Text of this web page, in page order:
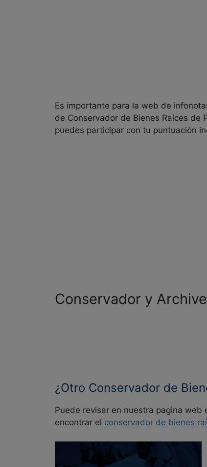
Es importante para la web de
de Conservador de Bienes Raíces de
puedes participar con tu puntuación
Conservador y
¿Otro Conservador de
Puede revisar en nuestra pagina
encontrar el conservador de bienes